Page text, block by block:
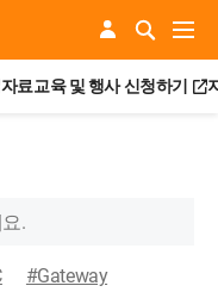
자료교육 및 행사 신청하기
#Gateway